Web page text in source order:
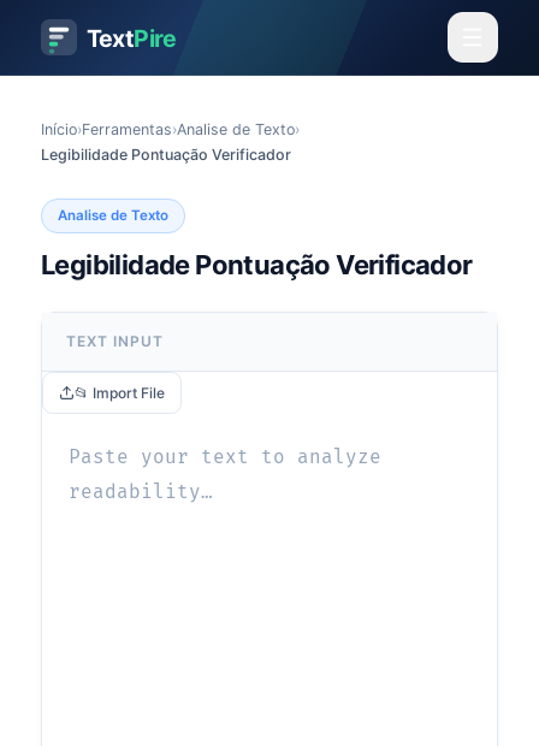
TextPire
Início›Ferramentas›Analise de Texto›
Legibilidade Pontuação Verificador
Analise de Texto
Legibilidade Pontuação Verificador
TEXT INPUT
📂 Import File